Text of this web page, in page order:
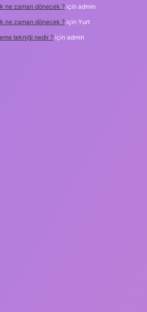
ne zaman dönecek ?için admin
ne zaman dönecek ?için Yurt
tekniği nedir ?için admin